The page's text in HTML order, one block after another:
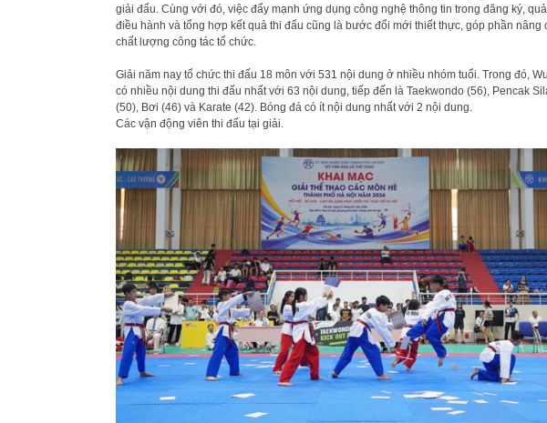
giải đấu. Cùng với đó, việc đẩy mạnh ứng dụng công nghệ thông tin trong đăng ký,
điều hành và tổng hợp kết quả thi đấu cũng là bước đổi mới thiết thực, góp phần nâng
chất lượng công tác tổ chức.
Giải năm nay tổ chức thi đấu 18 môn với 531 nội dung ở nhiều nhóm tuổi. Trong đó,
có nhiều nội dung thi đấu nhất với 63 nội dung, tiếp đến là Taekwondo (56), Pencak
(50), Bơi (46) và Karate (42). Bóng đá có ít nội dung nhất với 2 nội dung.
Các vận động viên thi đấu tại giải.